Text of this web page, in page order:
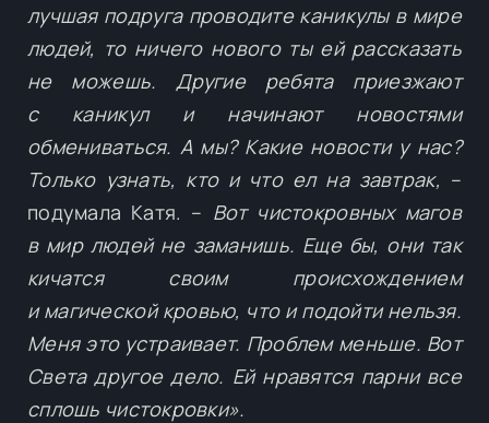
лучшая подруга проводите каникулы в мире
людей, то ничего нового ты ей рассказать
не можешь. Другие ребята приезжают
с каникул и начинают новостями
обмениваться. А мы? Какие новости у нас?
Только узнать, кто и что ел на завтрак, –
подумала Катя. – Вот чистокровных магов
в мир людей не заманишь. Еще бы, они так
кичатся своим происхождением
и магической кровью, что и подойти нельзя.
Меня это устраивает. Проблем меньше. Вот
Света другое дело. Ей нравятся парни все
сплошь чистокровки».